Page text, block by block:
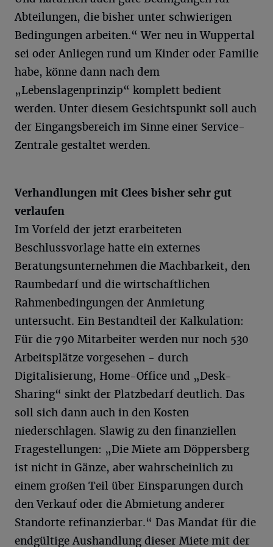
Abteilungen, die bisher unter schwierigen
Bedingungen arbeiten.“ Wer neu in Wuppertal
sei oder Anliegen rund um Kinder oder Familie
habe, könne dann nach dem
„Lebenslagenprinzip“ komplett bedient
werden. Unter diesem Gesichtspunkt soll auch
der Eingangsbereich im Sinne einer Service-
Zentrale gestaltet werden.
Verhandlungen mit Clees bisher sehr gut
verlaufen
Im Vorfeld der jetzt erarbeiteten
Beschlussvorlage hatte ein externes
Beratungsunternehmen die Machbarkeit, den
Raumbedarf und die wirtschaftlichen
Rahmenbedingungen der Anmietung
untersucht. Ein Bestandteil der Kalkulation:
Für die 790 Mitarbeiter werden nur noch 530
Arbeitsplätze vorgesehen - durch
Digitalisierung, Home-Office und „Desk-
Sharing“ sinkt der Platzbedarf deutlich. Das
soll sich dann auch in den Kosten
niederschlagen. Slawig zu den finanziellen
Fragestellungen: „Die Miete am Döppersberg
ist nicht in Gänze, aber wahrscheinlich zu
einem großen Teil über Einsparungen durch
den Verkauf oder die Abmietung anderer
Standorte refinanzierbar.“ Das Mandat für die
endgültige Aushandlung dieser Miete mit der